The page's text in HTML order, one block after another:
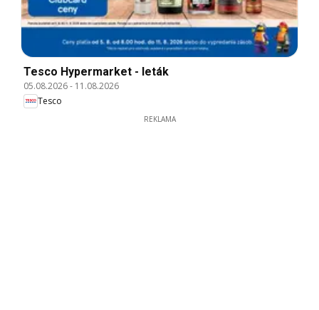
Tesco Hypermarket - leták
05.08.2026- 11.08.2026
Tesco
REKLAMA